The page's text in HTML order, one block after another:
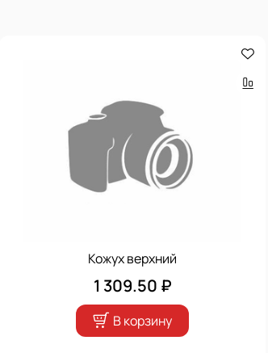
Кожух верхний
1 309.50 ₽
В корзину